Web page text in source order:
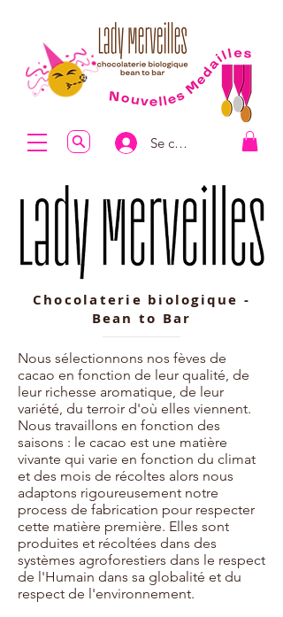
Se connecter
Chocolaterie biologique -
Bean to Bar
Nous sélectionnons nos fèves de
cacao en fonction de leur qualité, de
leur richesse aromatique, de leur
variété, du terroir d'où elles viennent.
Nous travaillons en fonction des
saisons : le cacao est une matière
vivante qui varie en fonction du climat
et des mois de récoltes alors nous
adaptons rigoureusement notre
process de fabrication pour respecter
cette matière première. Elles sont
produites et récoltées dans des
systèmes agroforestiers dans le respect
de l'Humain dans sa globalité et du
respect de l'environnement.